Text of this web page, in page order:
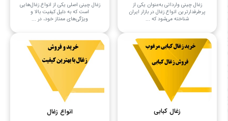
زغال چینی وارداتی به‌عنوان یکی از
پرطرفدارترین انواع زغال در بازار ایران
شناخته می‌شود که ...
زغال چینی اصلی یکی از انواع زغال‌هایی
است که به دلیل کیفیت بالا و
ویژگی‌های ممتاز خود، در ...
زغال کبابی انواع زغال